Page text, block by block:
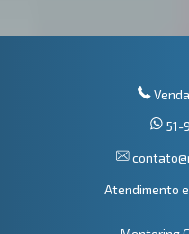
51-
Atendimento